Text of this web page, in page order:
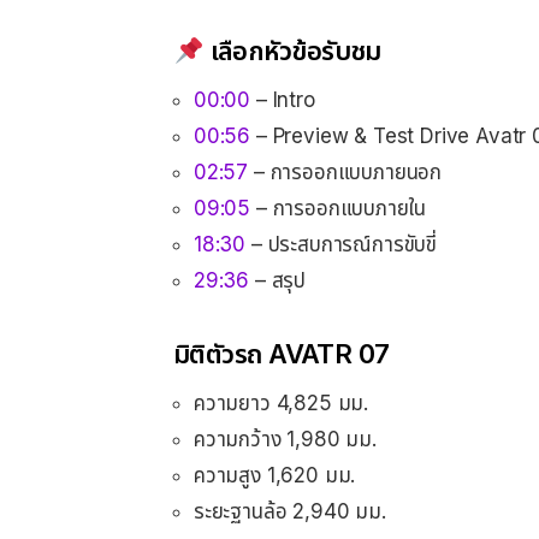
เลือกหัวข้อรับชม
00:00 – Intro
00:56 – Preview & Test Drive Avatr
02:57 – การออกแบบภายนอก
09:05 – การออกแบบภายใน
18:30 – ประสบการณ์การขับขี่
29:36 – สรุป
มิติตัวรถ AVATR 07
ความยาว 4,825 มม.
ความกว้าง 1,980 มม.
ความสูง 1,620 มม.
ระยะฐานล้อ 2,940 มม.